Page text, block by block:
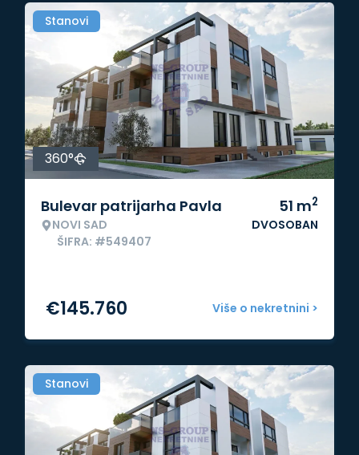
Stanovi
360°
Bulevar patrijarha Pavla
NOVI SAD
ŠIFRA: #549407
51 m2
DVOSOBAN
Više o nekretnini >
€145.760
Stanovi